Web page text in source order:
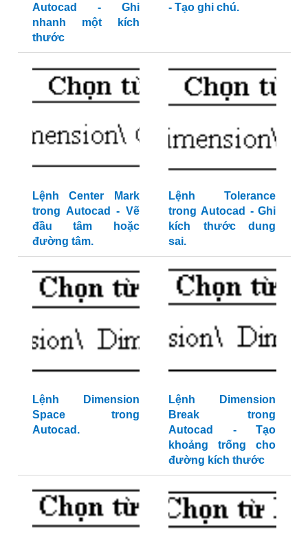
Autocad - Ghi
nhanh một kích
thước
- Tạo ghi chú.
Lệnh Center Mark
trong Autocad - Vẽ
đầu tâm hoặc
đường tâm.
Lệnh Tolerance
trong Autocad - Ghi
kích thước dung
sai.
Lệnh Dimension
Space trong
Autocad.
Lệnh Dimension
Break trong
Autocad - Tạo
khoảng trống cho
đường kích thước